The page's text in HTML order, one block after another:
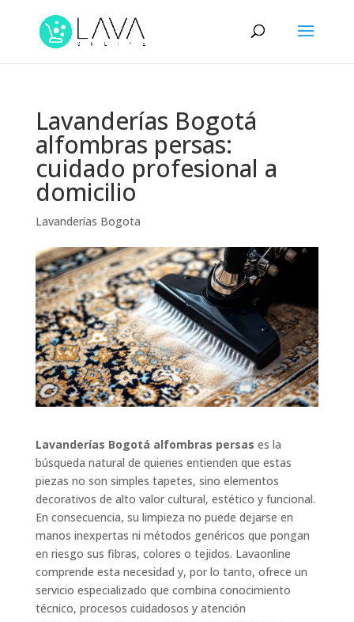
Lavanderías Bogotá
alfombras persas:
cuidado profesional a
domicilio
Lavanderías Bogota
Lavanderías Bogotá alfombras persas es la
búsqueda natural de quienes entienden que estas
piezas no son simples tapetes, sino elementos
decorativos de alto valor cultural, estético y funcional.
En consecuencia, su limpieza no puede dejarse en
manos inexpertas ni métodos genéricos que pongan
en riesgo sus fibras, colores o tejidos. Lavaonline
comprende esta necesidad y, por lo tanto, ofrece un
servicio especializado que combina conocimiento
técnico, procesos cuidadosos y atención